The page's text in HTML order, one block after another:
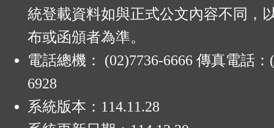
統登載資料如與正式公文內容不同，
布或函頒者為準。
電話總機： (02)7736-6666 傳真電話：
6928
系統版本： 114.11.28